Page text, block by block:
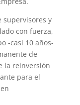
supervisores y
con fuerza,
-casi 10 años-
de
la reinversión
para el